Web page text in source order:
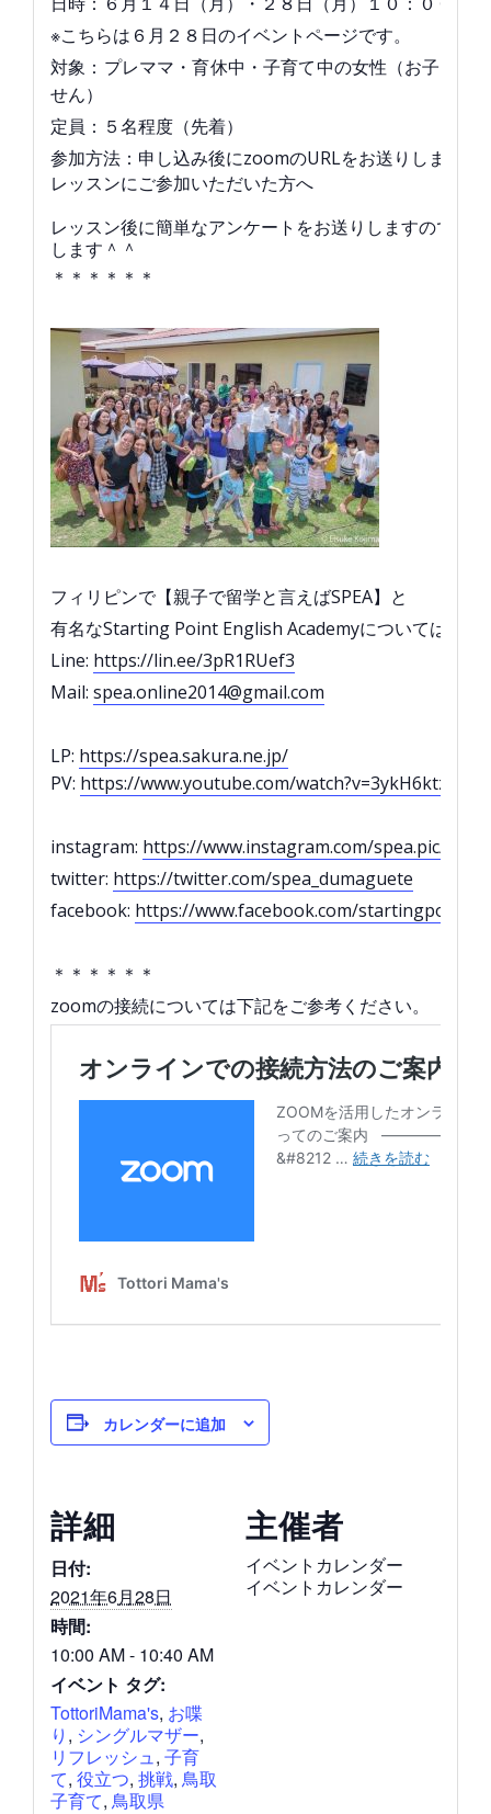
※こちらは６月２８日のイベントページです。
対象：プレママ・育休中・子育て中の女性（お子さま
せん）
定員：５名程度（先着）
参加方法：申し込み後にzoomのURLをお送りします。
レッスンにご参加いただいた方へ
レッスン後に簡単なアンケートをお送りしますのでご
します＾＾
＊＊＊＊＊＊
フィリピンで【親子で留学と言えばSPEA】と
有名なStarting Point English Academyについてはこち
Line: https://lin.ee/3pR1RUef3
Mail: spea.online2014@gmail.com
LP: https://spea.sakura.ne.jp/
PV: https://www.youtube.com/watch?v=3ykH6ktzK88
instagram: https://www.instagram.com/spea.pic/
twitter: https://twitter.com/spea_dumaguete
facebook: https://www.facebook.com/
＊＊＊＊＊＊
zoomの接続については下記をご参考ください。
カレンダーに追加
詳細
日付:
2021年6月28日
時間:
10:00 AM - 10:40 AM
イベント タグ:
TottoriMama's, お喋
り , シングルマザー,
リフレッシュ, 子育
て, 役立つ, 挑戦, 鳥取
子育て, 鳥取県
主催者
イベントカレンダー
イベントカレンダー